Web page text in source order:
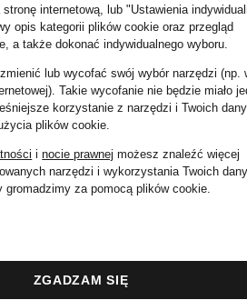
&
Sukienki
SANDRO
Szale i
chusty
internetową, lub "Ustawienia
opis kategorii plików cookie oraz przegląd
a także dokonać indywidualnego wyboru.
lub wycofać swój wybór narzędzi (np.
Takie wycofanie nie będzie miało
korzystanie z narzędzi i Twoich
plików cookie.
inocie prawnej możesz znaleźć więcej
narzędzi i wykorzystania Twoich
gromadzimy za pomocą plików cookie.
ZGADZAM SIĘ